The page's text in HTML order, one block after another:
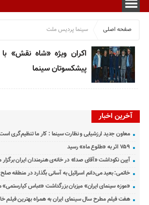
صفحه اصلی سینما پردیس ملت
اکران ویژه «شاه نقش»
پیشکسوتان سینما
آخرین اخبار
معاون جدید ارزشیابی و نظارت سینما : کار ما تنظیم‌گری
۷۵۹ اثر به «طلوع ماه» رسید
آیین نکوداشت «آقای صدا» در خانه‌ی هنرمندان ایران
خاتمی: بعید می‌دانم اسرائیل به آسانی بگذارد در منطقه صلح
«موزه سینمای ایران» میزبان بزرگداشت «عباس
هفت فیلم مطرح سال سینمای ایران به همراه بهترین فیلم